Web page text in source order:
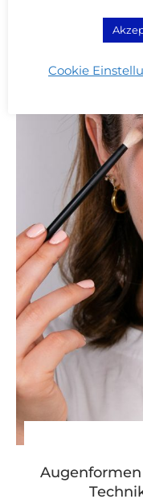
Cookie